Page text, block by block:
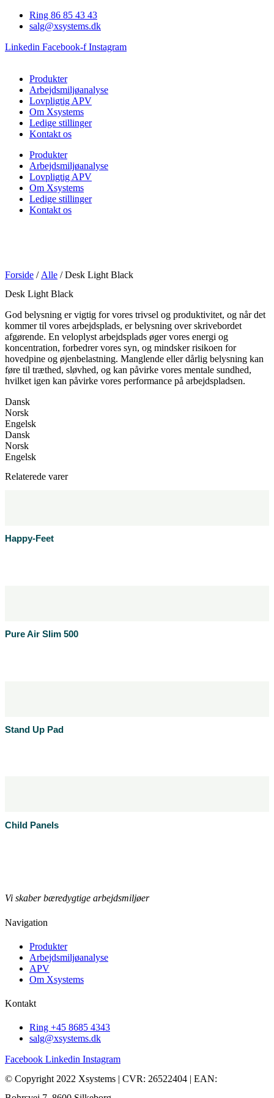
VidereRing 86 85 43 43
salg@xsystems.dk
Linkedin Facebook-f Instagram
Produkter
Arbejdsmiljøanalyse
Lovpligtig APV
Om Xsystems
Ledige stillinger
Kontakt os
Produkter
Arbejdsmiljøanalyse
Lovpligtig APV
Om Xsystems
Ledige stillinger
Kontakt os
Forside / Alle / Desk Light Black
Desk Light Black
God belysning er vigtig for vores trivsel og produktivitet, og når det
kommer til vores arbejdsplads, er belysning over skrivebordet
afgørende. En veloplyst arbejdsplads øger vores energi og
koncentration, forbedrer vores syn, og mindsker risikoen for
hovedpine og øjenbelastning. Manglende eller dårlig belysning kan
føre til træthed, sløvhed, og kan påvirke vores mentale sundhed,
hvilket igen kan påvirke vores performance på arbejdspladsen.
Dansk
Norsk
Engelsk
Dansk
Norsk
Engelsk
Relaterede varer
Happy-Feet
Pure Air Slim 500
Stand Up Pad
Child Panels
Vi skaber bæredygtige arbejdsmiljøer
Navigation
Produkter
Arbejdsmiljøanalyse
APV
Om Xsystems
Kontakt
Ring +45 8685 4343
salg@xsystems.dk
Facebook Linkedin Instagram
© Copyright 2022 Xsystems | CVR: 26522404 | EAN: